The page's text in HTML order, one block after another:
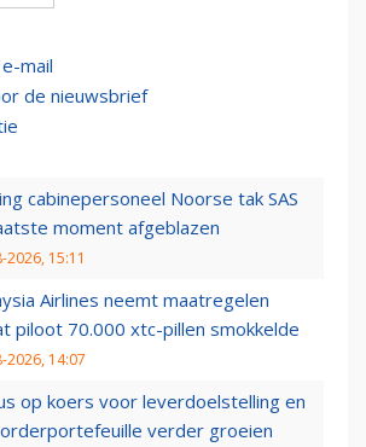
mail
de nieuwsbrief
cabinepersoneel Noorse tak SAS
moment afgeblazen
2026, 15:11
Airlines neemt maatregelen
piloot 70.000 xtc-pillen smokkelde
2026, 14:07
op koers voor leverdoelstelling en
verder groeien